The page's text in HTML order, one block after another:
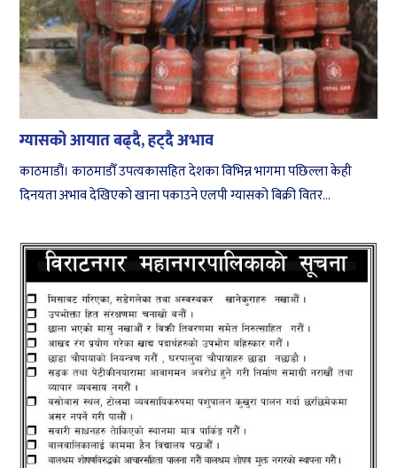
ग्यासको आयात बढ्दै, हट्दै अभाव
काठमाडौं। काठमाडौँ उपत्यकासहित देशका विभिन्न भागमा पछिल्ला केही
दिनयता अभाव देखिएको खाना पकाउने एलपी ग्यासको बिक्री वितर...